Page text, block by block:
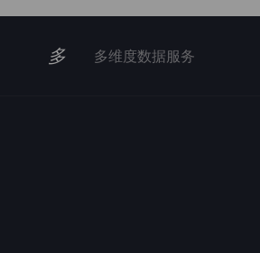
多 多维度数据服务